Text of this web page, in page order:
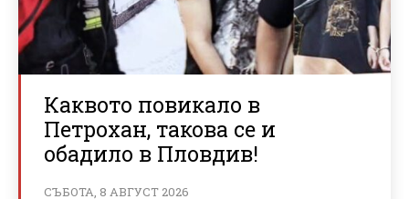
Каквото повикало в
Петрохан, такова се и
обадило в Пловдив!
СЪБОТА, 8 АВГУСТ 2026